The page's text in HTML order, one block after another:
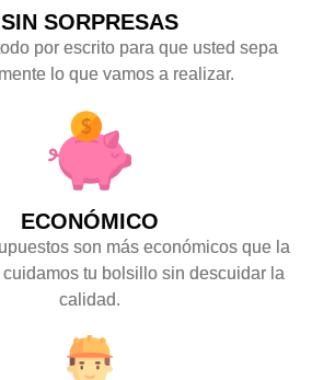
SIN SORPRESAS
por escrito para que usted sepa
lo que vamos a realizar.
ECONÓMICO
son más económicos que la
tu bolsillo sin descuidar la
calidad.